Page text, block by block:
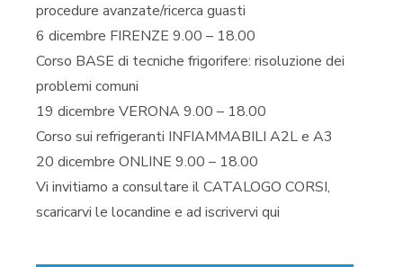
procedure avanzate/ricerca guasti
6 dicembre FIRENZE 9.00 – 18.00
Corso BASE di tecniche frigorifere: risoluzione dei
problemi comuni
19 dicembre VERONA 9.00 – 18.00
Corso sui refrigeranti INFIAMMABILI A2L e A3
20 dicembre ONLINE 9.00 – 18.00
Vi invitiamo a consultare il CATALOGO CORSI,
scaricarvi le locandine e ad iscrivervi qui